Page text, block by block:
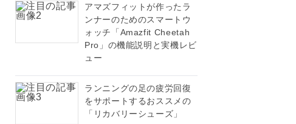
アマズフィットが作ったラ
ンナーのためのスマートウ
ォッチ「Amazfit Cheetah
Pro」の機能説明と実機レビ
ュー
ランニングの足の疲労回復
をサポートするおススメの
「リカバリーシューズ」